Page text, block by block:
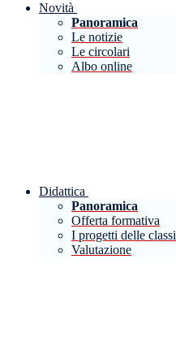
Novità
Panoramica
Le notizie
Le circolari
Albo online
Didattica
Panoramica
Offerta formativa
I progetti delle classi
Valutazione